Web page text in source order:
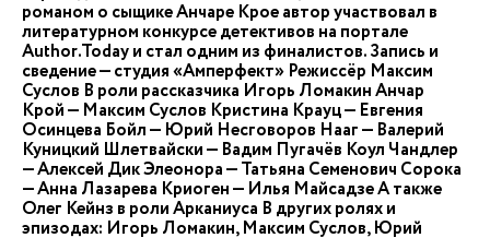
романом о сыщике Анчаре Крое автор участвовал в
литературном конкурсе детективов на портале
Author.Today и стал одним из финалистов. Запись и
сведение — студия «Амперфект» Режиссёр Максим
Суслов В роли рассказчика Игорь Ломакин Анчар
Крой — Максим Суслов Кристина Крауц — Евгения
Осинцева Бойл — Юрий Несговоров Нааг — Валерий
Куницкий Шлетвайски — Вадим Пугачёв Коул Чандлер
— Алексей Дик Элеонора — Татьяна Семенович Сорока
— Анна Лазарева Криоген — Илья Майсадзе А также
Олег Кейнз в роли Арканиуса В других ролях и
эпизодах: Игорь Ломакин, Максим Суслов, Юрий